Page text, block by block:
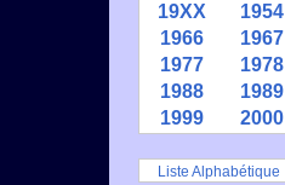
19XX 1954
1966
1967
1977
1978
1988
1989
1999
2000
Liste Alphabétique